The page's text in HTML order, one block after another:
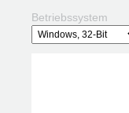
Betriebssystem